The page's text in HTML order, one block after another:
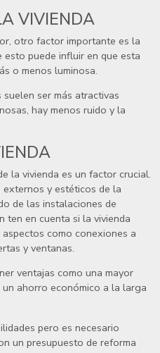
VIVIENDA
otro factor importante es la
puede influir en que esta
o menos luminosa.
ser más atractivas
hay menos ruido y la
la vivienda es un factor crucial.
y estéticos de la
de las instalaciones de
ten en cuenta si la vivienda
como conexiones a
y ventanas.
ventajas como una mayor
ahorro económico a la larga
pero es necesario
un presupuesto de reforma